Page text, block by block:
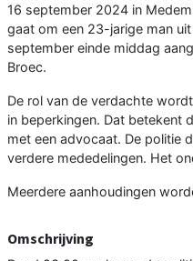
16 september 2024 in
gaat om een 23-jarige man
september einde middag
Broec.
De rol van de verdachte
in beperkingen. Dat betekent
met een advocaat. De politie
verdere mededelingen. Het
Meerdere aanhoudingen
Omschrijving